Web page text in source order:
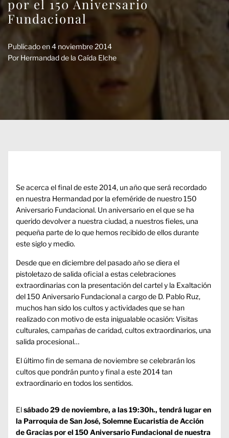
por el 150 Aniversario
Fundacional
Publicado en4 noviembre 2014
Por Hermandad de la Caída Elche
Se acerca el final de este 2014, un año que será recordado
en nuestra Hermandad por la efeméride de nuestro 150
Aniversario Fundacional. Un aniversario en el que se ha
querido devolver a nuestra ciudad, a nuestros fieles, una
pequeña parte de lo que hemos recibido de ellos durante
este siglo y medio.
Desde que en diciembre del pasado año se diera el
pistoletazo de salida oficial a estas celebraciones
extraordinarias con la presentación del cartely la Exaltación
del 150 Aniversario Fundacional a cargo de D. Pablo Ruz,
muchos han sido los cultos y actividades que se han
realizado con motivo de esta inigualable ocasión: Visitas
culturales, campañas de caridad, cultos extraordinarios, una
salida procesional…
El último fin de semana de noviembre se celebrarán los
cultos que pondrán punto y final a este 2014 tan
extraordinario en todos los sentidos.
Elsábado 29 de noviembre, a las 19:30h., tendrá lugar en
la Parroquia de San José, Solemne Eucaristía de Acción
de Gracias por el 150 Aniversario Fundacional de nuestra